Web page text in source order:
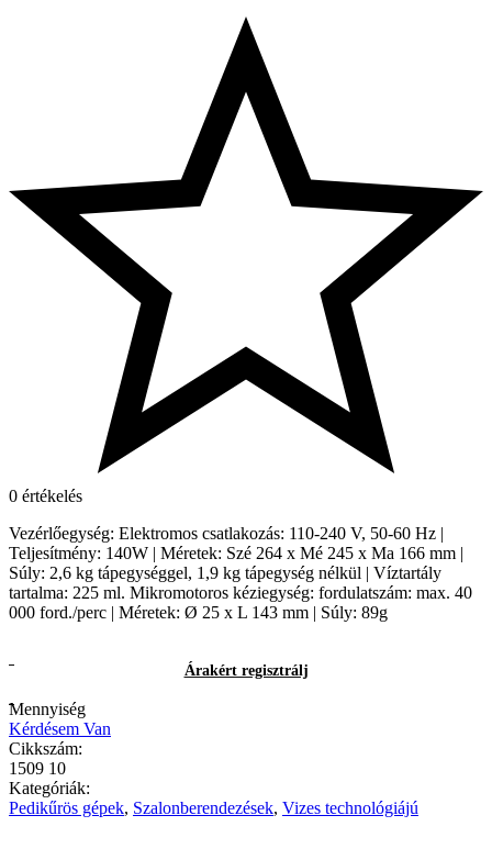
0 értékelés
Vezérlőegység: Elektromos csatlakozás: 110-240 V, 50-60 Hz |
Teljesítmény: 140W | Méretek: Szé 264 x Mé 245 x Ma 166 mm |
Súly: 2,6 kg tápegységgel, 1,9 kg tápegység nélkül | Víztartály
tartalma: 225 ml. Mikromotoros kéziegység: fordulatszám: max. 40
000 ford./perc | Méretek: Ø 25 x L 143 mm | Súly: 89g
Árakért regisztrálj
Mennyiség
Kérdésem Van
Cikkszám:
1509 10
Kategóriák:
Pedikűrös gépek, Szalonberendezések, Vizes technológiájú